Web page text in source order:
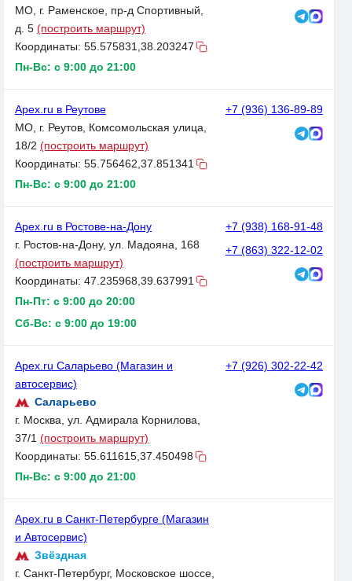
МО, г. Раменское, пр-д Спортивный,
д. 5 (построить маршрут)
Координаты: 55.575831,38.203247
Пн-Вс: с 9:00 до 21:00
Apex.ru в Реутове
МО, г. Реутов, Комсомольская улица,
18/2 (построить маршрут)
Координаты: 55.756462,37.851341
Пн-Вс: с 9:00 до 21:00
+7 (936) 136-89-89
Apex.ru в Ростове-на-Дону
г. Ростов-на-Дону, ул. Мадояна, 168
(построить маршрут)
Координаты: 47.235968,39.637991
Пн-Пт: с 9:00 до 20:00
Сб-Вс: с 9:00 до 19:00
+7 (938) 168-91-48
+7 (863) 322-12-02
Apex.ru Саларьево (Магазин и
автосервис)
Саларьево
г. Москва, ул. Адмирала Корнилова,
37/1 (построить маршрут)
Координаты: 55.611615,37.450498
Пн-Вс: с 9:00 до 21:00
+7 (926) 302-22-42
Apex.ru в Санкт-Петербурге (Магазин
и Автосервис)
Звёздная
г. Санкт-Петербург, Московское шоссе,